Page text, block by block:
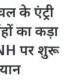
के एंट्री
का कड़ा
पर शुरू